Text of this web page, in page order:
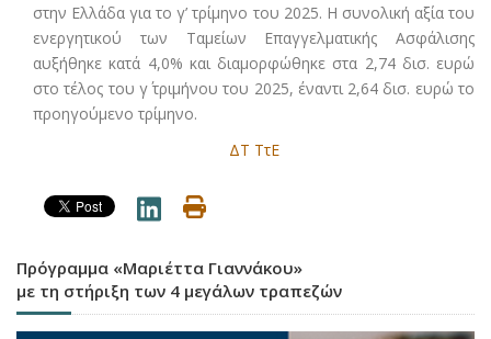
στην Ελλάδα για το γ’ τρίμηνο του 2025. Η συνολική αξία του
ενεργητικού των Ταμείων Επαγγελματικής Ασφάλισης
αυξήθηκε κατά 4,0% και διαμορφώθηκε στα 2,74 δισ. ευρώ
στο τέλος του γ΄ τριμήνου του 2025, έναντι 2,64 δισ. ευρώ το
προηγούμενο τρίμηνο.
ΔΤ ΤτΕ
Πρόγραμμα «Μαριέττα Γιαννάκου»
με τη στήριξη των 4 μεγάλων τραπεζών